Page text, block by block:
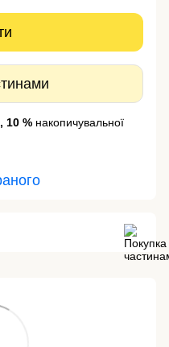
10 % накопичувальної